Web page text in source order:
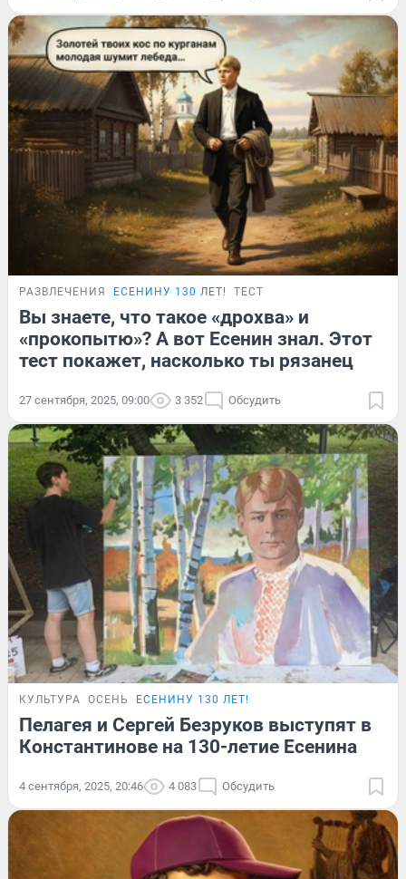
РАЗВЛЕЧЕНИЯ ЕСЕНИНУ 130 ЛЕТ! ТЕСТ
Вы знаете, что такое «дрохва» и
«прокопытю»? А вот Есенин знал. Этот
тест покажет, насколько ты рязанец
27 сентября, 2025, 09:00 3 352 Обсудить
КУЛЬТУРА ОСЕНЬ ЕСЕНИНУ 130 ЛЕТ!
Пелагея и Сергей Безруков выступят в
Константинове на 130-летие Есенина
4 сентября, 2025, 20:46 4 083 Обсудить